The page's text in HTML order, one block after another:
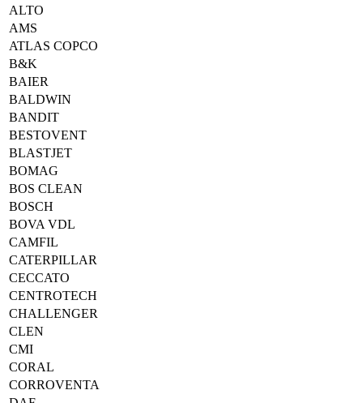
ALTO
AMS
ATLAS COPCO
B&K
BAIER
BALDWIN
BANDIT
BESTOVENT
BLASTJET
BOMAG
BOS CLEAN
BOSCH
BOVA VDL
CAMFIL
CATERPILLAR
CECCATO
CENTROTECH
CHALLENGER
CLEN
CMI
CORAL
CORROVENTA